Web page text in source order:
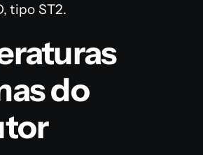
tipo ST2.
do